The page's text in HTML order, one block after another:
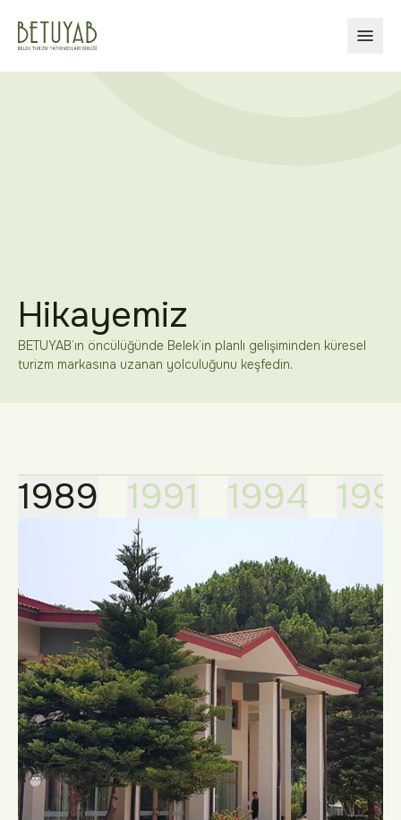
Hikayemiz
BETUYAB’ın öncülüğünde Belek’in planlı gelişiminden küresel
turizm markasına uzanan yolculuğunu keşfedin.
1989 1991 1994